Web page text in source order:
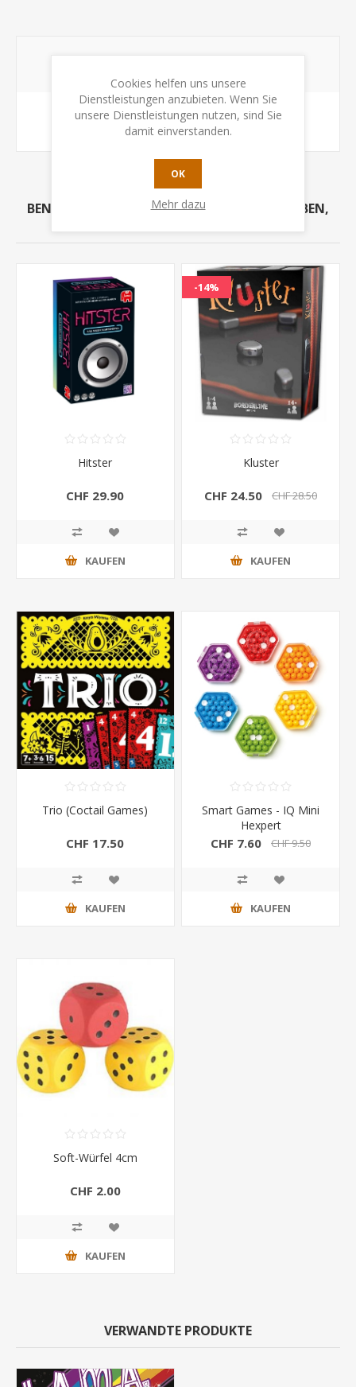
L.A.M.A nimm's lässiger (1)
BENUTZER, DIE DIESEN ARTIKEL GEKAUFT HABEN,
Hitster
CHF 29.90
KAUFEN
-14%
Kluster
CHF 24.50 CHF 28.50
KAUFEN
Trio (Coctail Games)
CHF 17.50
KAUFEN
Smart Games - IQ Mini
Hexpert
CHF 7.60 CHF 9.50
KAUFEN
Soft-Würfel 4cm
CHF 2.00
KAUFEN
VERWANDTE PRODUKTE
Cookies helfen uns unsere
Dienstleistungen anzubieten. Wenn Sie
unsere Dienstleistungen nutzen, sind Sie
damit einverstanden.
OK
Mehr dazu